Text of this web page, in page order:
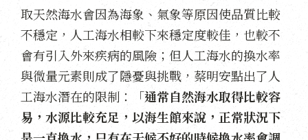
取天然海水會因為海象、氣象等原因使品質比較
不穩定，人工海水相較下來穩定度較佳，也較不
會有引入外來疾病的風險；但人工海水的換水率
與微量元素則成了隱憂與挑戰，蔡明安點出了人
工海水潛在的限制：「通常自然海水取得比較容
易，水源比較充足，以海生館來說，正常狀況下